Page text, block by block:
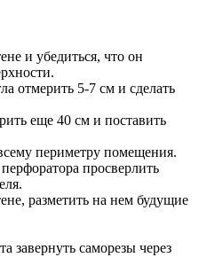
и убедиться, что он
отмерить 5-7 см и сделать
еще 40 см и поставить
периметру помещения.
просверлить
разметить на нем будущие
саморезы через